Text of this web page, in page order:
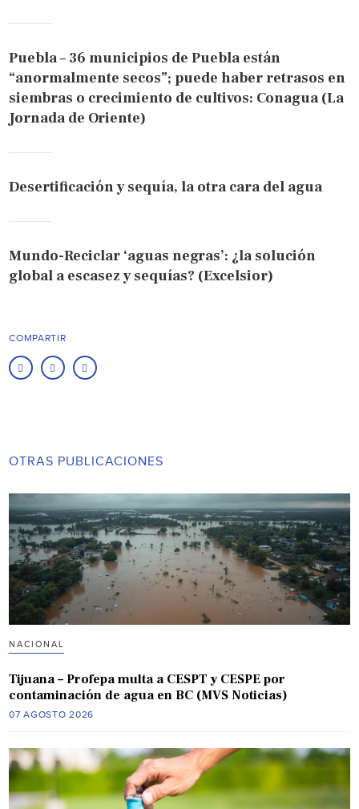
Puebla – 36 municipios de Puebla están
“anormalmente secos”; puede haber retrasos en
siembras o crecimiento de cultivos: Conagua (La
Jornada de Oriente)
Desertificación y sequía, la otra cara del agua
Mundo-Reciclar ‘aguas negras’: ¿la solución
global a escasez y sequías? (Excelsior)
COMPARTIR
OTRAS PUBLICACIONES
NACIONAL
Tijuana – Profepa multa a CESPT y CESPE por
contaminación de agua en BC (MVS Noticias)
07 AGOSTO 2026